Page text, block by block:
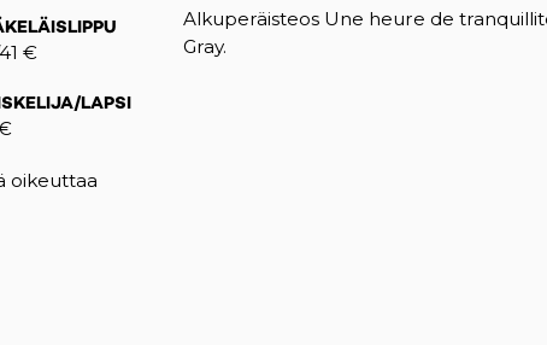
€
LAPSI
oikeuttaa
Alkuperäisteos Une heure de
Gray.